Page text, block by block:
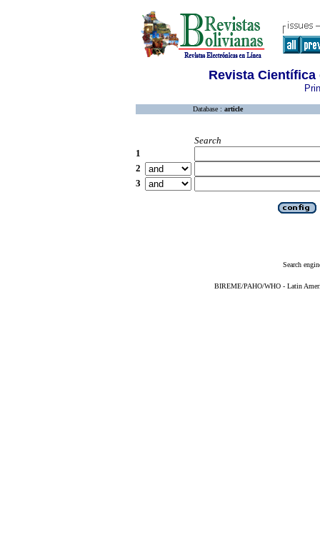
Revista Científica
Database : article
Search
1
2
3
Search
BIREME/PAHO/WHO - Latin